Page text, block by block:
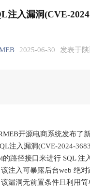
注入漏洞(CVE-
2025-06-30 发表于陕
开源电商系统发布了
注入漏洞(CVE-2024-
的路径接口来进行 SQL 注
注入可暴露后台web 绝
漏洞无前置条件且利用